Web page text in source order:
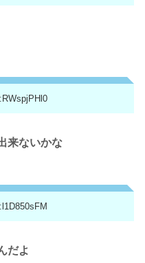
来ないかな
だよ